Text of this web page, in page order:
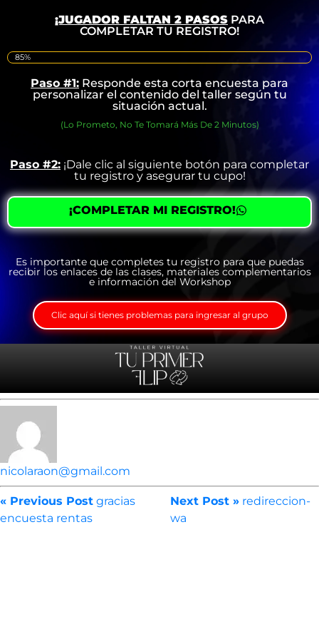
¡JUGADOR FALTAN 2 PASOS PARA
COMPLETAR TU REGISTRO!
85%
Paso #1: Responde esta corta encuesta para
personalizar el contenido del taller según tu
situación actual.
(Lo Prometo, No Te Tomará Más De 2 Minutos)
Paso #2: ¡Dale clic al siguiente botón para completar
tu registro y asegurar tu cupo!
¡COMPLETAR MI REGISTRO!
Es importante que completes tu registro para que puedas
recibir los enlaces de las clases, materiales complementarios
e información del Workshop
Clic aquí si tienes problemas para ingresar al grupo
nicolaraon@gmail.com
« Previous Post gracias
encuesta rentas
Next Post » redireccion-
wa